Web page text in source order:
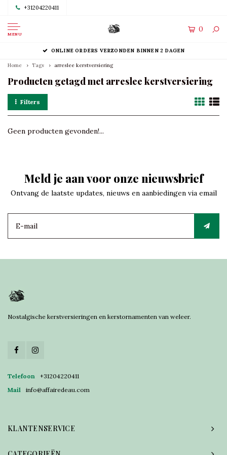
+31204220411
MENU
0
ONLINE ORDERS VERZONDEN BINNEN 2 DAGEN
Home Tags arreslee kerstversiering
Producten getagd met arreslee kerstversiering
Filters
Geen producten gevonden!...
Meld je aan voor onze nieuwsbrief
Ontvang de laatste updates, nieuws en aanbiedingen via email
Nostalgische kerstversieringen en kerstornamenten van weleer.
Telefoon
+31204220411
Mail
info@affairedeau.com
KLANTENSERVICE